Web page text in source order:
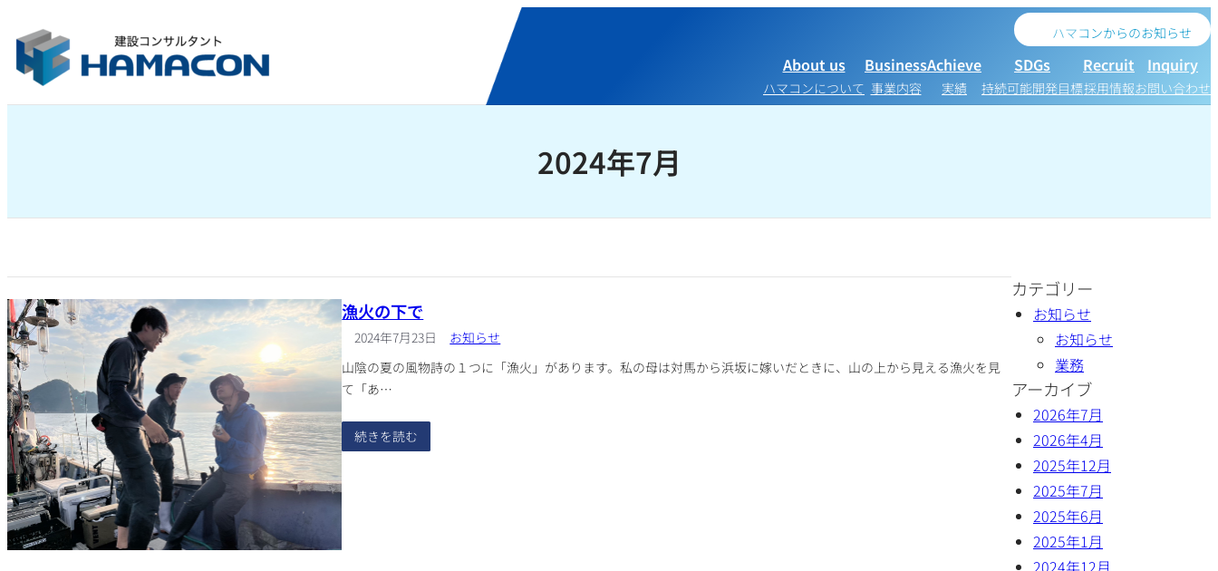
容
を
ハマコンからのお知らせ
About us
ハマコンについて
Business
事業内容
Achieve
実績
SDGs
持続可能開発目標
Recruit
採用情報
Inquiry
お問い合わせ
2024年7月
漁火の下で
2024年7月23日
お知らせ
山陰の夏の風物詩の１つに「漁火」があります。私の母は対馬から浜坂に嫁いだときに、山の上から見える漁火を見
て「あ…
続きを読む
カテゴリー
お知らせ
お知らせ
業務
アーカイブ
2026年7月
2026年4月
2025年12月
2025年7月
2025年6月
2025年1月